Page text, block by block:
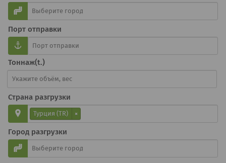
Порт отправки
Тоннаж(t.)
Страна разгрузки
Турция (TR) ×
Город разгрузки